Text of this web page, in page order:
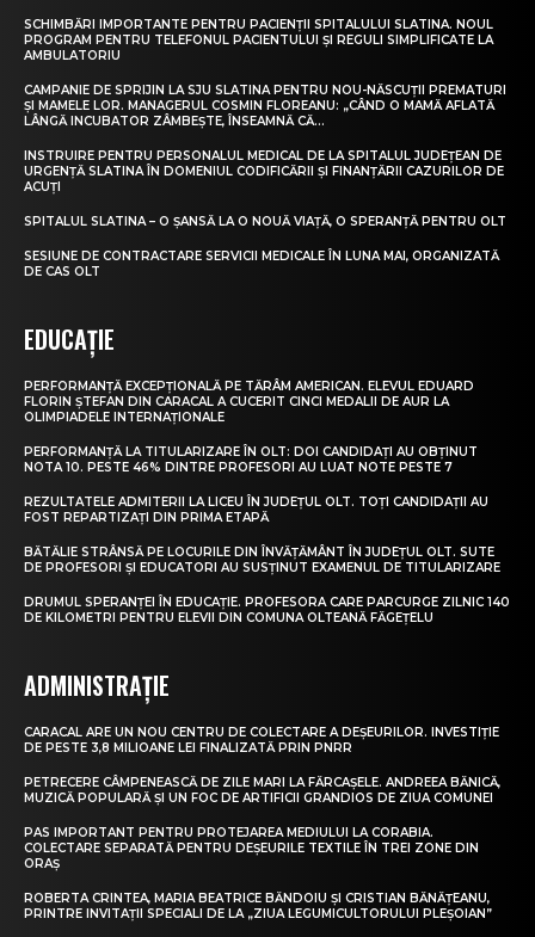
SCHIMBĂRI IMPORTANTE PENTRU PACIENȚII SPITALULUI SLATINA. NOUL
PROGRAM PENTRU TELEFONUL PACIENTULUI ȘI REGULI SIMPLIFICATE LA
AMBULATORIU
CAMPANIE DE SPRIJIN LA SJU SLATINA PENTRU NOU-NĂSCUȚII PREMATURI
ȘI MAMELE LOR. MANAGERUL COSMIN FLOREANU: „CÂND O MAMĂ AFLATĂ
LÂNGĂ INCUBATOR ZÂMBEȘTE, ÎNSEAMNĂ CĂ...
INSTRUIRE PENTRU PERSONALUL MEDICAL DE LA SPITALUL JUDEȚEAN DE
URGENȚĂ SLATINA ÎN DOMENIUL CODIFICĂRII ȘI FINANȚĂRII CAZURILOR DE
ACUȚI
SPITALUL SLATINA – O ȘANSĂ LA O NOUĂ VIAȚĂ, O SPERANȚĂ PENTRU OLT
SESIUNE DE CONTRACTARE SERVICII MEDICALE ÎN LUNA MAI, ORGANIZATĂ
DE CAS OLT
EDUCAȚIE
PERFORMANȚĂ EXCEPȚIONALĂ PE TĂRÂM AMERICAN. ELEVUL EDUARD
FLORIN ȘTEFAN DIN CARACAL A CUCERIT CINCI MEDALII DE AUR LA
OLIMPIADELE INTERNAȚIONALE
PERFORMANȚĂ LA TITULARIZARE ÎN OLT: DOI CANDIDAȚI AU OBȚINUT
NOTA 10. PESTE 46% DINTRE PROFESORI AU LUAT NOTE PESTE 7
REZULTATELE ADMITERII LA LICEU ÎN JUDEȚUL OLT. TOȚI CANDIDAȚII AU
FOST REPARTIZAȚI DIN PRIMA ETAPĂ
BĂTĂLIE STRÂNSĂ PE LOCURILE DIN ÎNVĂȚĂMÂNT ÎN JUDEȚUL OLT. SUTE
DE PROFESORI ȘI EDUCATORI AU SUSȚINUT EXAMENUL DE TITULARIZARE
DRUMUL SPERANȚEI ÎN EDUCAȚIE. PROFESORA CARE PARCURGE ZILNIC 140
DE KILOMETRI PENTRU ELEVII DIN COMUNA OLTEANĂ FĂGEȚELU
ADMINISTRAȚIE
CARACAL ARE UN NOU CENTRU DE COLECTARE A DEȘEURILOR. INVESTIȚIE
DE PESTE 3,8 MILIOANE LEI FINALIZATĂ PRIN PNRR
PETRECERE CÂMPENEASCĂ DE ZILE MARI LA FĂRCAȘELE. ANDREEA BĂNICĂ,
MUZICĂ POPULARĂ ȘI UN FOC DE ARTIFICII GRANDIOS DE ZIUA COMUNEI
PAS IMPORTANT PENTRU PROTEJAREA MEDIULUI LA CORABIA.
COLECTARE SEPARATĂ PENTRU DEȘEURILE TEXTILE ÎN TREI ZONE DIN
ORAȘ
ROBERTA CRINTEA, MARIA BEATRICE BĂNDOIU ȘI CRISTIAN BĂNĂȚEANU,
PRINTRE INVITAȚII SPECIALI DE LA „ZIUA LEGUMICULTORULUI PLEȘOIAN”